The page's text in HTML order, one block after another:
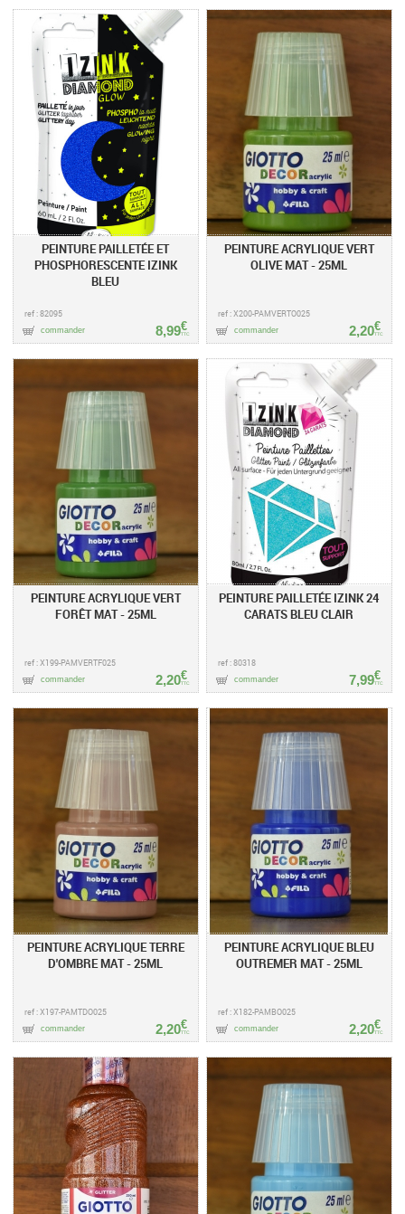
PEINTURE PAILLETÉE ET
PHOSPHORESCENTE IZINK
BLEU
ref : 82095
8,99€
TTC
commander
PEINTURE ACRYLIQUE VERT
OLIVE MAT - 25ML
ref : X200-PAMVERTO025
2,20€
TTC
commander
PEINTURE ACRYLIQUE VERT
FORÊT MAT - 25ML
ref : X199-PAMVERTF025
2,20€
TTC
commander
PEINTURE PAILLETÉE IZINK 24
CARATS BLEU CLAIR
ref : 80318
7,99€
TTC
commander
PEINTURE ACRYLIQUE TERRE
D'OMBRE MAT - 25ML
ref : X197-PAMTDO025
2,20€
TTC
commander
PEINTURE ACRYLIQUE BLEU
OUTREMER MAT - 25ML
ref : X182-PAMBO025
2,20€
TTC
commander